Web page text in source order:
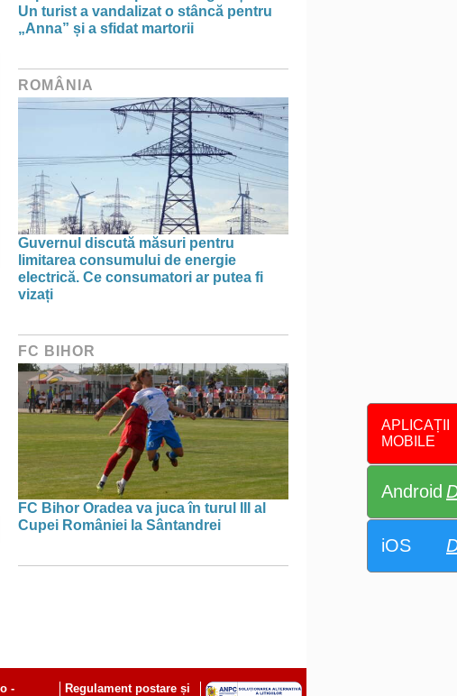
APLICAȚII
MOBILE
Android
iOS
Un turist a vandalizat o stâncă pentru
„Anna” și a sfidat martorii
ROMÂNIA
Guvernul discută măsuri pentru
limitarea consumului de energie
electrică. Ce consumatori ar putea fi
vizați
FC BIHOR
FC Bihor Oradea va juca în turul III al
Cupei României la Sântandrei
Regulament postare și